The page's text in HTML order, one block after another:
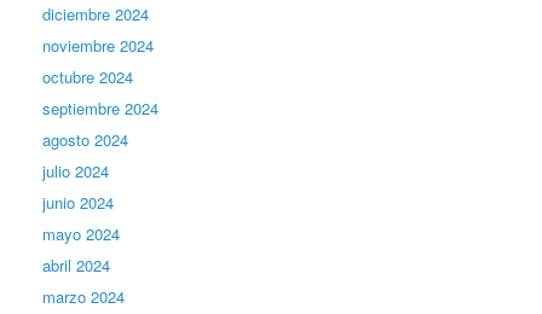
diciembre 2024
noviembre 2024
octubre 2024
septiembre 2024
agosto 2024
julio 2024
junio 2024
mayo 2024
abril 2024
marzo 2024